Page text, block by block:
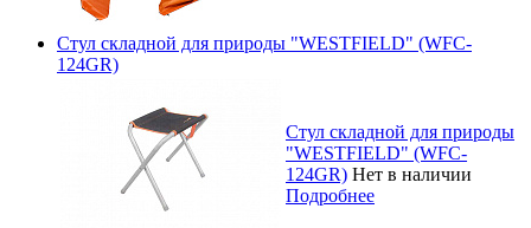
Стул складной для природы "WESTFIELD" (WFC-
124GR)
Стул складной для природы
"WESTFIELD" (WFC-
124GR) Нет в наличии
Подробнее